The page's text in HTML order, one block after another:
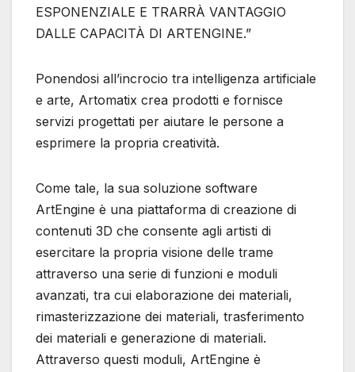
ESPONENZIALE E TRARRÀ VANTAGGIO
DALLE CAPACITÀ DI ARTENGINE.”
Ponendosi all’incrocio tra intelligenza artificiale
e arte, Artomatix crea prodotti e fornisce
servizi progettati per aiutare le persone a
esprimere la propria creatività.
Come tale, la sua soluzione software
ArtEngine è una piattaforma di creazione di
contenuti 3D che consente agli artisti di
esercitare la propria visione delle trame
attraverso una serie di funzioni e moduli
avanzati, tra cui elaborazione dei materiali,
rimasterizzazione dei materiali, trasferimento
dei materiali e generazione di materiali.
Attraverso questi moduli, ArtEngine è